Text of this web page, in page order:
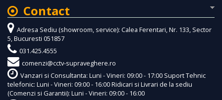
Contact
Adresa Sediu (showroom, service): Calea Ferentari, Nr. 133, Sector
5, Bucuresti 051857
031.425.4555
comenzi@cctv-supraveghere.ro
Vanzari si Consultanta: Luni - Vineri: 09:00 - 17:00 Suport Tehnic
telefonic: Luni - Vineri: 09:00 - 16:00 Ridicari si Livrari de la sediu
(Comenzi si Garantii): Luni - Vineri: 09:00 - 16:00